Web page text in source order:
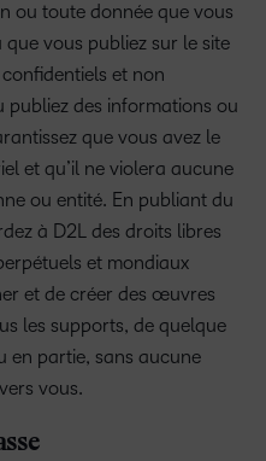
ou toute donnée que vous
vous publiez sur le site
et non
publiez des informations ou
que vous avez le
et qu’il ne violera aucune
ou entité. En publiant du
à D2L des droits libres
et mondiaux
et de créer des œuvres
les supports, de quelque
en partie, sans aucune
vous.